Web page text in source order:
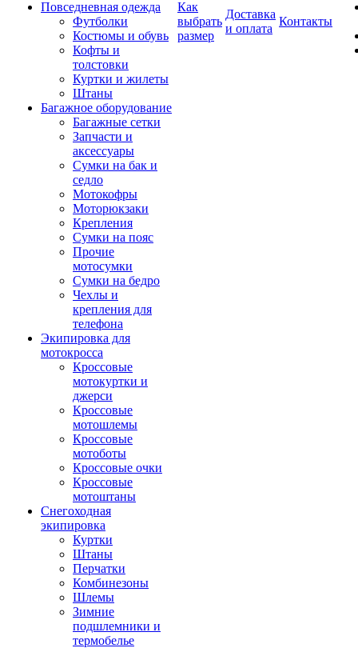
Повседневная одежда
Футболки
Костюмы и обувь
Кофты и
толстовки
Куртки и жилеты
Штаны
Багажное оборудование
Багажные сетки
Запчасти и
аксессуары
Сумки на бак и
седло
Мотокофры
Моторюкзаки
Крепления
Сумки на пояс
Прочие
мотосумки
Сумки на бедро
Чехлы и
крепления для
телефона
Экипировка для
мотокросса
Кроссовые
мотокуртки и
джерси
Кроссовые
мотошлемы
Кроссовые
мотоботы
Кроссовые очки
Кроссовые
мотоштаны
Снегоходная
экипировка
Куртки
Штаны
Перчатки
Комбинезоны
Шлемы
Зимние
подшлемники и
термобелье
Как
выбрать
размер
Доставка
и оплата
Контакты